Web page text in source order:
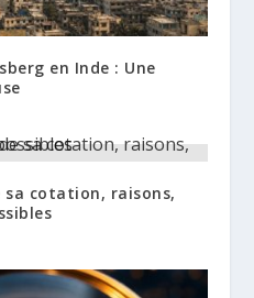
en Inde : Une
sa cotation, raisons,